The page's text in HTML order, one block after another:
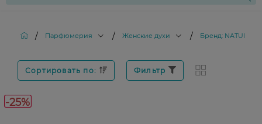
/ Парфюмерия / Женские духи / Бренд:
Сортировать по: Фильтр
-25%